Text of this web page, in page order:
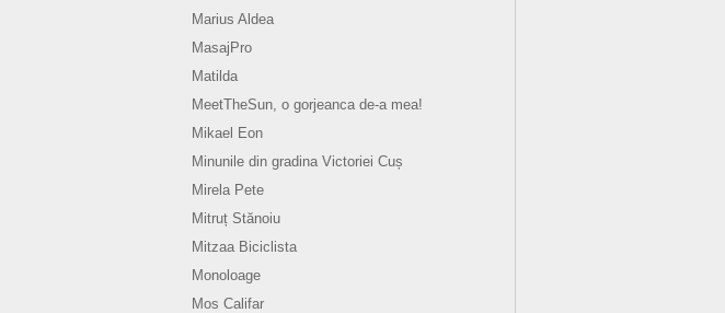
Marius Aldea
MasajPro
Matilda
MeetTheSun, o gorjeanca de-a mea!
Mikael Eon
Minunile din gradina Victoriei Cuș
Mirela Pete
Mitruț Stănoiu
Mitzaa Biciclista
Monoloage
Mos Califar